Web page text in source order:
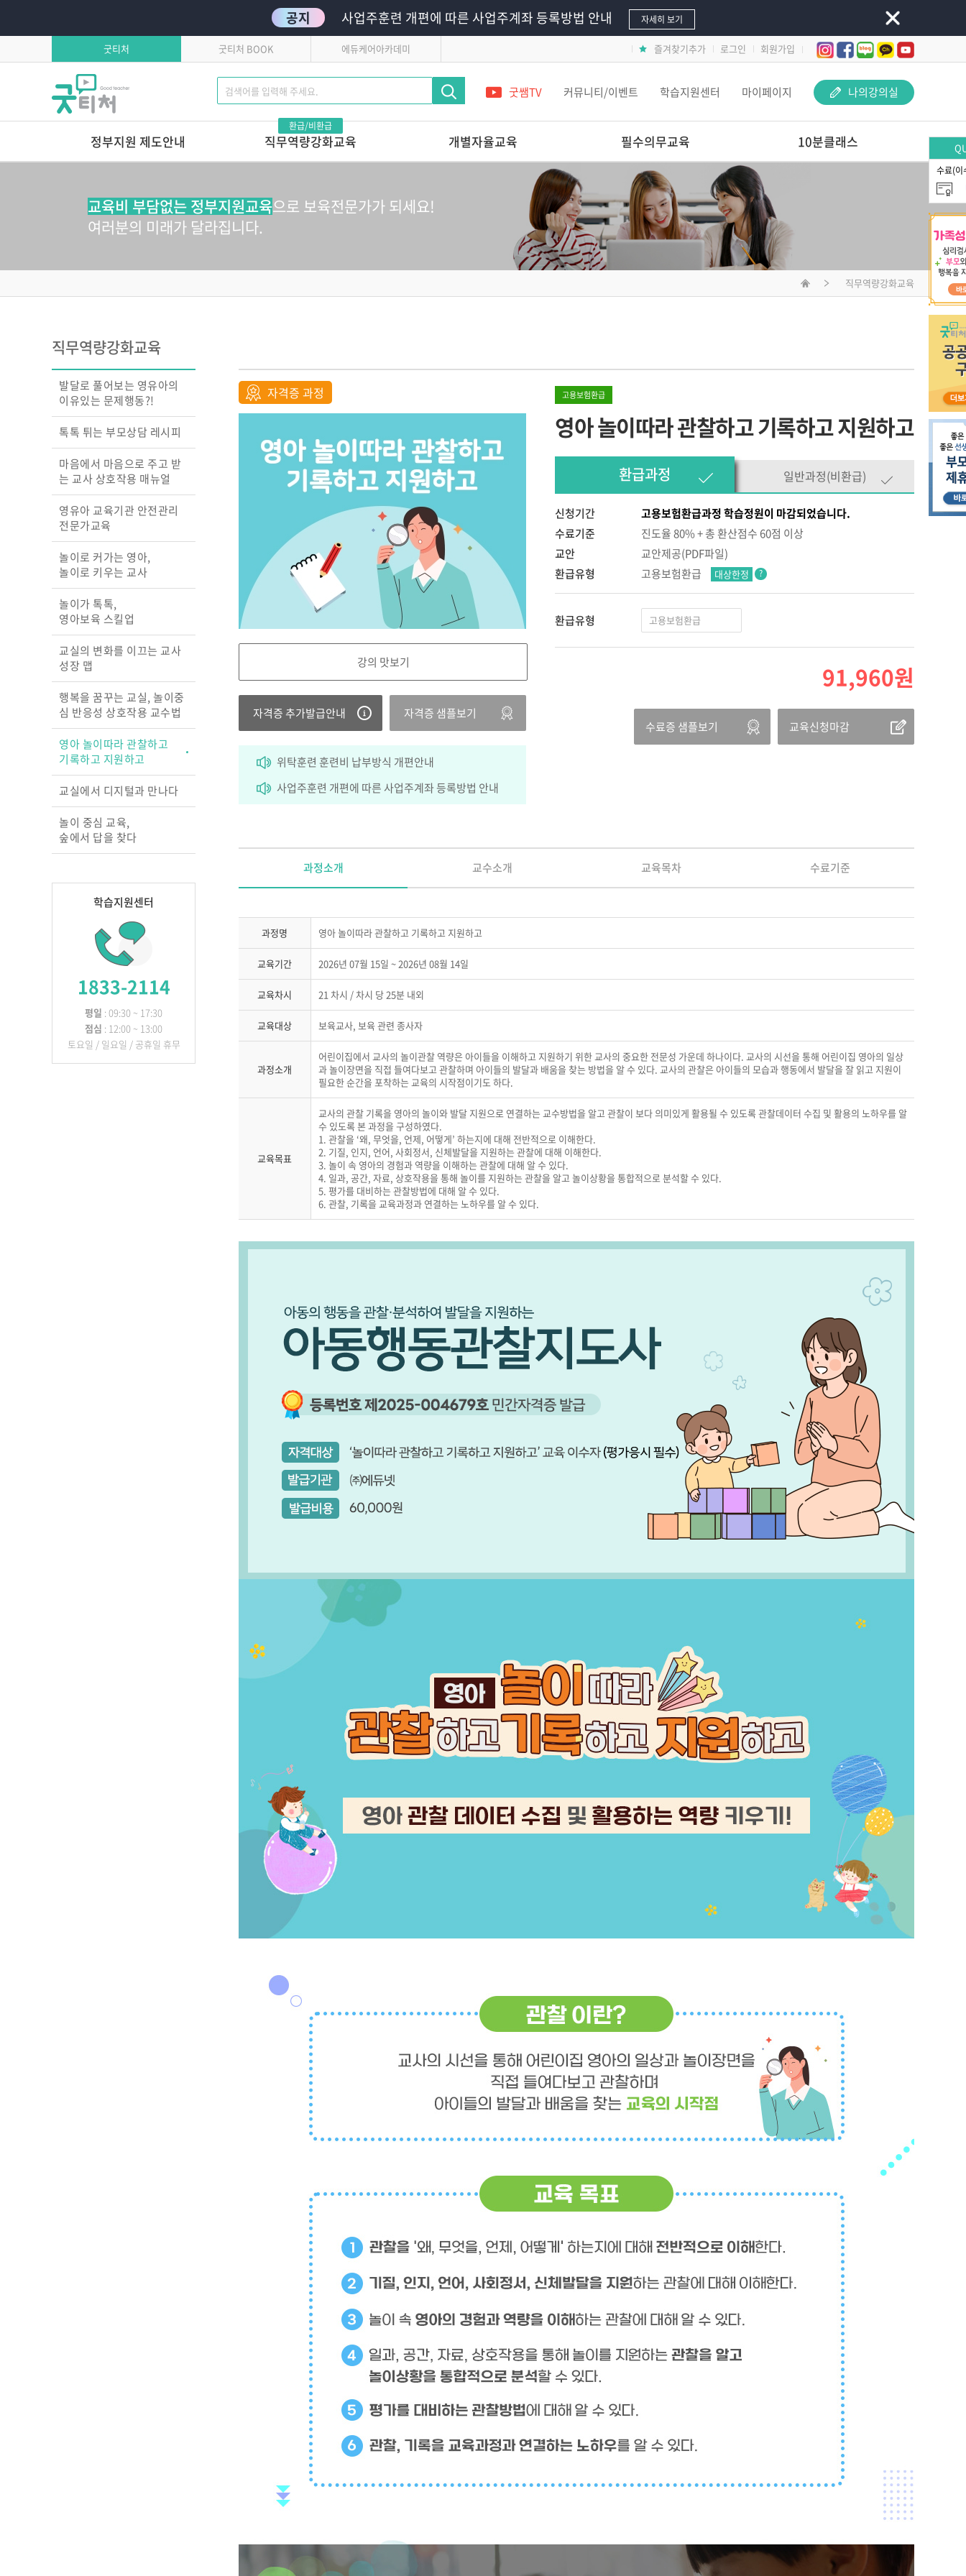
공지 사업주훈련 개편에 따른 사업주계좌 등록방법 안내 자세히 보기
수료(이
굿티처 굿티처 BOOK 에듀케어아카데미 즐겨찾기추가 로그인 회원가입
굿쌤TV 커뮤니티/이벤트 학습지원센터 마이페이지 나의강의실
정부지원 제도안내
환급/비환급
직무역량강화교육 개별자율교육 필수의무교육 10분클래스
학습자유의사항
연간교육일정
톡톡 튀는 부모상담 레시피
마음에서 마음으로 주고 받는 교사 상
놀이로 키우는 교사
영아 놀이따라 관찰하고 기록하고 지
원하고
놀이 중심 교육, 숲에서 답을
단 하루로 완성하는 교사 전문가 온라
앞서가는 교육기관의
놀이를 사진으로 기록할 줄 아는
어린이집 연간 운영의 실제
Outdoor에서 성장하는 아이들
숲과 함께 성장하는 아이들,
숲에서 놀자
현장밀착 유아중심 놀이중심 보육과정
개정 누리과정의 장애통합 현장 적용
필수의무교육
영유아안전교육
어린이안전교육
놀이 속 돋보기-
교사 지원 어떻게 해야 할까요?
문제행동 지원하Key
선배교사가 알려주는
재료야 놀자
교육비 부담없는 정부지원교육으로 보육전문가가 되세요!
여러분의 미래가 달라집니다.
직무역량강화교육
직무역량강화교육
발달로 풀어보는 영유아의
이유있는 문제행동?!
톡톡 튀는 부모상담 레시피
마음에서 마음으로 주고 받
는 교사 상호작용 매뉴얼
영유아 교육기관 안전관리
전문가교육
놀이로 커가는 영아,
놀이로 키우는 교사
놀이가 톡톡,
영아보육 스킬업
교실의 변화를 이끄는 교사
성장 맵
행복을 꿈꾸는 교실, 놀이중
심 반응성 상호작용 교수법
영아 놀이따라 관찰하고
기록하고 지원하고
교실에서 디지털과 만나다
놀이 중심 교육,
숲에서 답을 찾다
학습지원센터
1833-2114
평일 : 09:30 ~ 17:30
점심 : 12:00 ~ 13:00
토요일 / 일요일 / 공휴일 휴무
자격증 과정 고용보험환급
강의 맛보기
자격증 추가발급안내 자격증 샘플보기
위탁훈련 훈련비 납부방식 개편안내
사업주훈련 개편에 따른 사업주계좌 등록방법 안내
영아 놀이따라 관찰하고 기록하고 지원하고
환급과정 일반과정(비환급)
신청기간
고용보험환급과정 학습정원이 마감되었습니다.
수료기준
진도율 80% + 총 환산점수 60점 이상
교안
교안제공(PDF파일)
환급유형
고용보험환급 대상한정 ?
환급유형 고용보험환급
91,960원
교육신청마감
수료증 샘플보기
과정소개 교수소개 교육목차 수료기준
과정명 영아 놀이따라 관찰하고 기록하고 지원하고
교육기간 2026년 07월 15일 ~ 2026년 08월 14일
교육차시 21 차시 / 차시 당 25분 내외
교육대상 보육교사, 보육 관련 종사자
과정소개
어린이집에서 교사의 놀이관찰 역량은 아이들을 이해하고 지원하기 위한 교사의 중요한 전문성 가운데 하나이다. 교사의 시선을 통해 어린이집 영아의 일상
과 놀이장면을 직접 들여다보고 관찰하며 아이들의 발달과 배움을 찾는 방법을 알 수 있다. 교사의 관찰은 아이들의 모습과 행동에서 발달을 잘 읽고 지원이
필요한 순간을 포착하는 교육의 시작점이기도 하다.
교육목표
교사의 관찰 기록을 영아의 놀이와 발달 지원으로 연결하는 교수방법을 알고 관찰이 보다 의미있게 활용될 수 있도록 관찰데이터 수집 및 활용의 노하우를 알
수 있도록 본 과정을 구성하였다.
1. 관찰을 ‘왜, 무엇을, 언제, 어떻게’ 하는지에 대해 전반적으로 이해한다.
2. 기질, 인지, 언어, 사회정서, 신체발달을 지원하는 관찰에 대해 이해한다.
3. 놀이 속 영아의 경험과 역량을 이해하는 관찰에 대해 알 수 있다.
4. 일과, 공간, 자료, 상호작용을 통해 놀이를 지원하는 관찰을 알고 놀이상황을 통합적으로 분석할 수 있다.
5. 평가를 대비하는 관찰방법에 대해 알 수 있다.
6. 관찰, 기록을 교육과정과 연결하는 노하우를 알 수 있다.